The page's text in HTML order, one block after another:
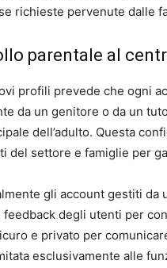
richieste pervenute dalle
parentale al
profili prevede che ogni
da un genitore o da un
dell’adulto. Questa
del settore e famiglie per
gli account gestiti
feedback degli utenti per
e privato per
esclusivamente alle